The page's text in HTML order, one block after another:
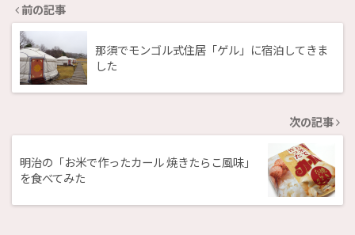
前の記事
那須でモンゴル式住居「ゲル」に宿泊してきま
した
次の記事
明治の「お米で作ったカール 焼きたらこ風味」
を食べてみた